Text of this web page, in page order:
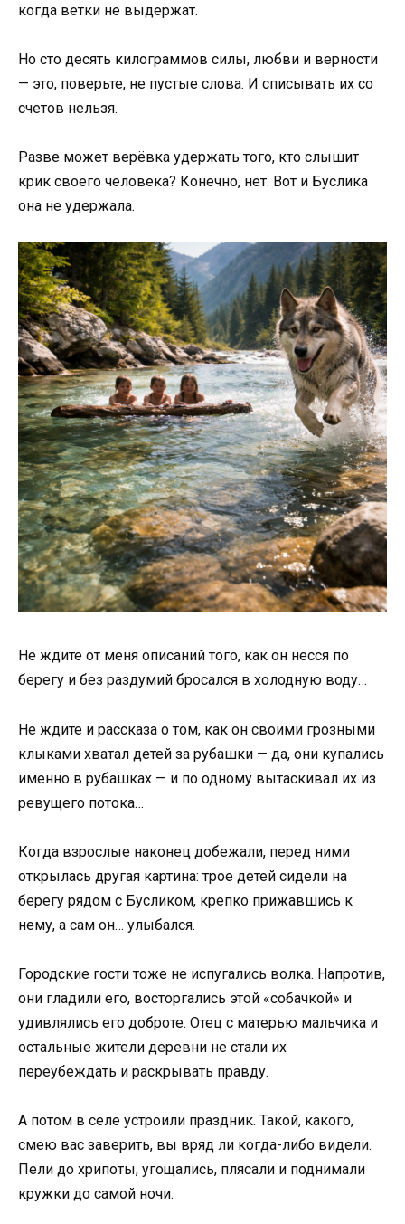
когда ветки не выдержат.
Но сто десять килограммов силы, любви и верности
— это, поверьте, не пустые слова. И списывать их со
счетов нельзя.
Разве может верёвка удержать того, кто слышит
крик своего человека? Конечно, нет. Вот и Буслика
она не удержала.
Не ждите от меня описаний того, как он несся по
берегу и без раздумий бросался в холодную воду…
Не ждите и рассказа о том, как он своими грозными
клыками хватал детей за рубашки — да, они купались
именно в рубашках — и по одному вытаскивал их из
ревущего потока…
Когда взрослые наконец добежали, перед ними
открылась другая картина: трое детей сидели на
берегу рядом с Бусликом, крепко прижавшись к
нему, а сам он… улыбался.
Городские гости тоже не испугались волка. Напротив,
они гладили его, восторгались этой «собачкой» и
удивлялись его доброте. Отец с матерью мальчика и
остальные жители деревни не стали их
переубеждать и раскрывать правду.
А потом в селе устроили праздник. Такой, какого,
смею вас заверить, вы вряд ли когда-либо видели.
Пели до хрипоты, угощались, плясали и поднимали
кружки до самой ночи.